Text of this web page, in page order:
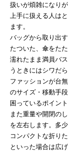
扱いが煩雑になり
上手に扱える人は
ます。
バッグから取り出
たついた、傘をた
濡れたまま満員バ
うときにはシワだ
ファッションが台
のサイズ・移動手
困っているポイン
また重量や開閉の
を左右します。多
コンパクトな折り
といった場合は広